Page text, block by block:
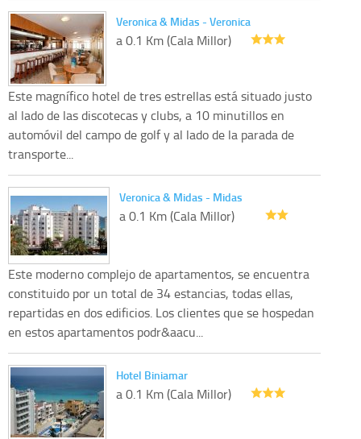
Veronica & Midas - Veronica
a 0.1 Km (Cala Millor)
Este magnífico hotel de tres estrellas está situado justo
al lado de las discotecas y clubs, a 10 minutillos en
automóvil del campo de golf y al lado de la parada de
transporte...
Veronica & Midas - Midas
a 0.1 Km (Cala Millor)
Este moderno complejo de apartamentos, se encuentra
constituido por un total de 34 estancias, todas ellas,
repartidas en dos edificios. Los clientes que se hospedan
en estos apartamentos podr&aacu...
Hotel Biniamar
a 0.1 Km (Cala Millor)